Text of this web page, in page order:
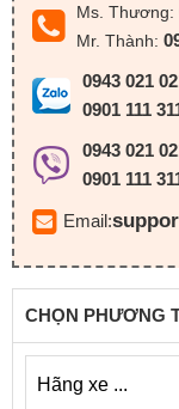
Ms. Thương:
Mr. Thành:
0943 021
0901 111
0943 021
0901 111
Email:
CHỌN PHƯƠNG